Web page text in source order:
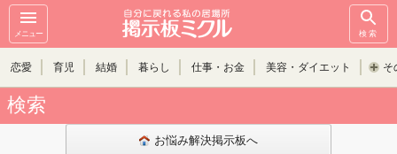
メニュー 検索
恋愛 育児 結婚 暮らし 仕事・お金 美容・ダイエット そ
検索
お悩み解決掲示板へ